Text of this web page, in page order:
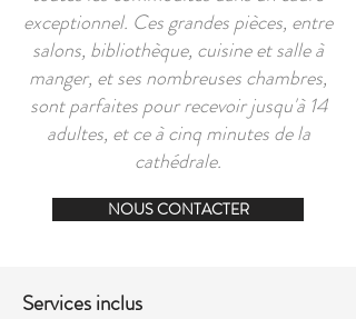
exceptionnel. Ces grandes pièces, entre
salons, bibliothèque, cuisine et salle à
manger, et ses nombreuses chambres,
sont parfaites pour recevoir jusqu'à 14
adultes, et ce à cinq minutes de la
cathédrale.
NOUS CONTACTER
Services inclus